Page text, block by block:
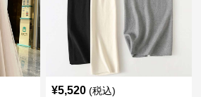
¥5,520 (税込)